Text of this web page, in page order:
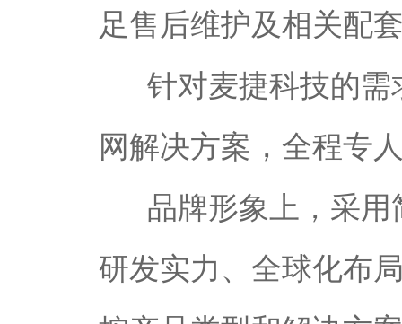
足售后维护及相关配
针对麦捷科技的需
网解决方案，全程专
品牌形象上，采用
研发实力、全球化布